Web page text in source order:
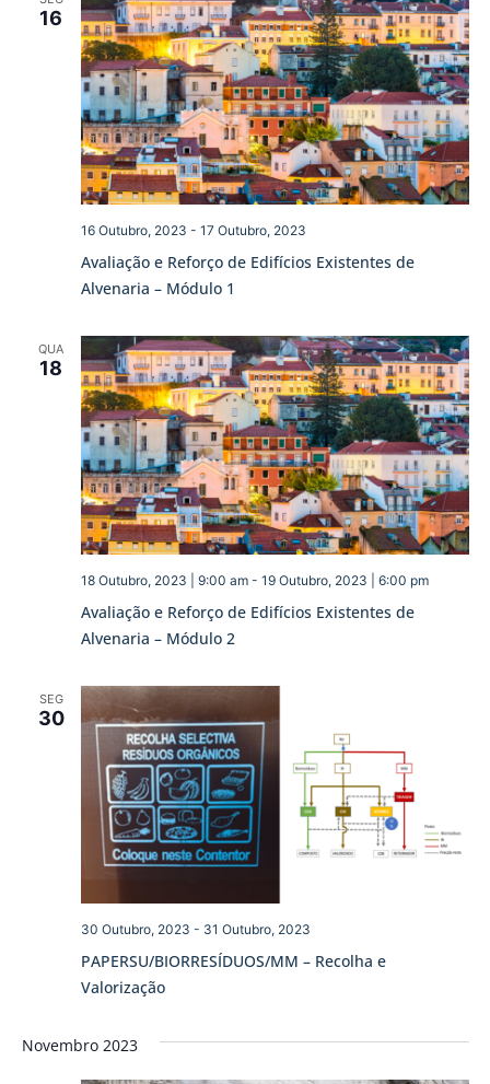
16
Avaliação e Reforço de Edifícios Existentes de
Alvenaria – Módulo 1
16 Outubro, 2023 - 17 Outubro, 2023
QUA
18
Avaliação e Reforço de Edifícios Existentes de
Alvenaria – Módulo 2
18 Outubro, 2023 | 9:00 am- 19 Outubro, 2023 | 6:00 pm
SEG
30
PAPERSU/BIORRESÍDUOS/MM – Recolha e
Valorização
30 Outubro, 2023 - 31 Outubro, 2023
Novembro 2023